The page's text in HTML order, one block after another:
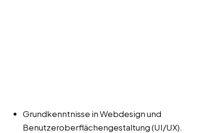
Grundkenntnisse in Webdesign und
Benutzeroberflächengestaltung (UI/UX).